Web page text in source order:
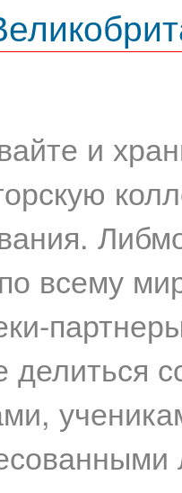
и
всему
делиться